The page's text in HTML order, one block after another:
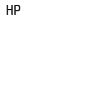
HP